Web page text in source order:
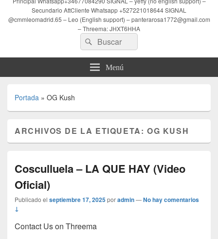
Secundario AttCliente Whatsapp +527221018644 SIGNAL
@cmmleomadrid.65 – Leo (English support) – panterarosa1772@gmail.com
– Threema: JHXT6HHA
Buscar
por:
Buscar
Menú
Portada » OG Kush
ARCHIVOS DE LA ETIQUETA:OG KUSH
Cosculluela – LA QUE HAY (Video
Oficial)
Publicado el septiembre 17, 2025poradmin—No hay comentarios
↓
Contact Us on Threema